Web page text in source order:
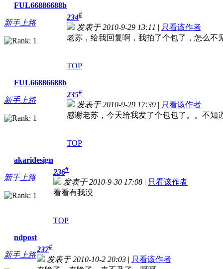
FUL66886688b
新手上路
234#
发表于 2010-9-29 13:11 | 只看该作者
老苏，给我回复啊，我拍了个包了，怎么不
TOP
FUL66886688b
新手上路
235#
发表于 2010-9-29 17:39 | 只看该作者
感谢老苏，今天给我发了个包包了。。不知
TOP
akaridesign
新手上路
236#
发表于 2010-9-30 17:08 | 只看该作者
看看有我没
TOP
ndpost
新手上路
237#
发表于 2010-10-2 20:03 | 只看该作者